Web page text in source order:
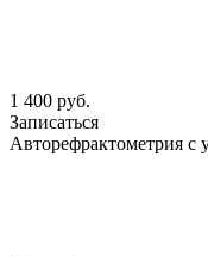
1 400 руб.
Записаться